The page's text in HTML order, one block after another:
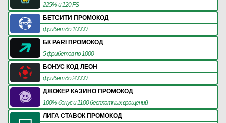
225% и 120 FS
БЕТСИТИ ПРОМОКОД
фрибет до 10000
БК PARI ПРОМОКОД
5 фрибетов по 1000
БОНУС КОД ЛЕОН
фрибет до 20000
ДЖОКЕР КАЗИНО ПРОМОКОД
100% бонус и 1100 бесплатных вращений
ЛИГА СТАВОК ПРОМОКОД